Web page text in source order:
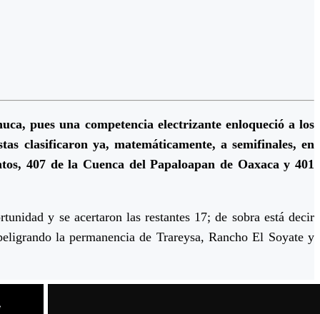
pues una competencia electrizante enloqueció a los
clasificaron ya, matemáticamente, a semifinales, en
407 de la Cuenca del Papaloapan de Oaxaca y 401
y se acertaron las restantes 17; de sobra está decir
la permanencia de Trareysa, Rancho El Soyate y